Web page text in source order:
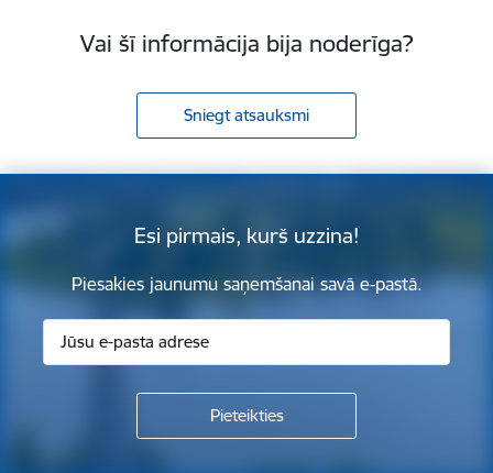
Vai šī informācija bija noderīga?
Sniegt atsauksmi
Esi pirmais, kurš uzzina!
Piesakies jaunumu saņemšanai savā e-pastā.